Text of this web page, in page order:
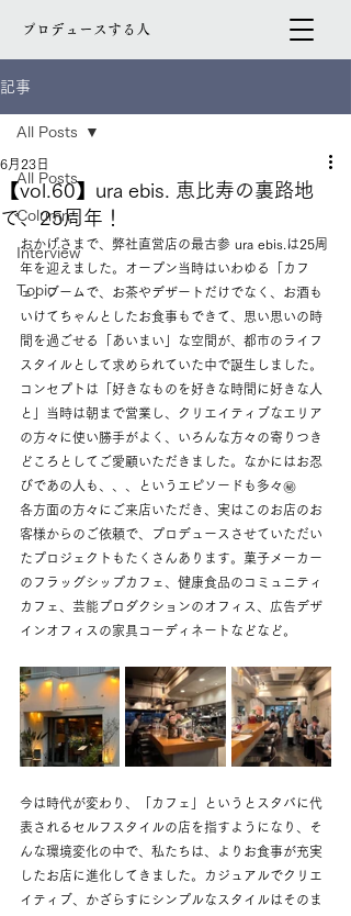
プロデュースする人
記事
All Posts
Column
Interview
Topic
All Posts
【vol.60】ura ebis. 恵比寿の裏路地
で、25周年！
6月23日
おかげさまで、弊社直営店の最古参 ura ebis.は25周
年を迎えました。オープン当時はいわゆる「カフ
ェ」ブームで、お茶やデザートだけでなく、お酒も
いけてちゃんとしたお食事もできて、思い思いの時
間を過ごせる「あいまい」な空間が、都市のライフ
スタイルとして求められていた中で誕生しました。
コンセプトは「好きなものを好きな時間に好きな人
と」当時は朝まで営業し、クリエイティブなエリア
の方々に使い勝手がよく、いろんな方々の寄りつき
どころとしてご愛顧いただきました。なかにはお忍
びであの人も、、、というエピソードも多々㊙︎
各方面の方々にご来店いただき、実はこのお店のお
客様からのご依頼で、プロデュースさせていただい
たプロジェクトもたくさんあります。菓子メーカー
のフラッグシップカフェ、健康食品のコミュニティ
カフェ、芸能プロダクションのオフィス、広告デザ
インオフィスの家具コーディネートなどなど。
今は時代が変わり、「カフェ」というとスタバに代
表されるセルフスタイルの店を指すようになり、そ
んな環境変化の中で、私たちは、よりお食事が充実
したお店に進化してきました。カジュアルでクリエ
イティブ、かざらすにシンプルなスタイルはそのま